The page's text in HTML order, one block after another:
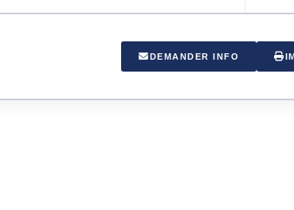
DEMANDER INFO